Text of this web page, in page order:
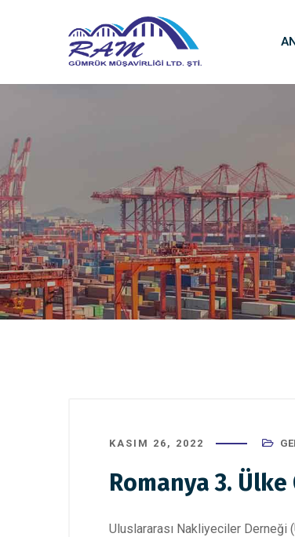
KASIM 26, 2022
Romanya 3.
Uluslararası Nakliyeciler Derneği